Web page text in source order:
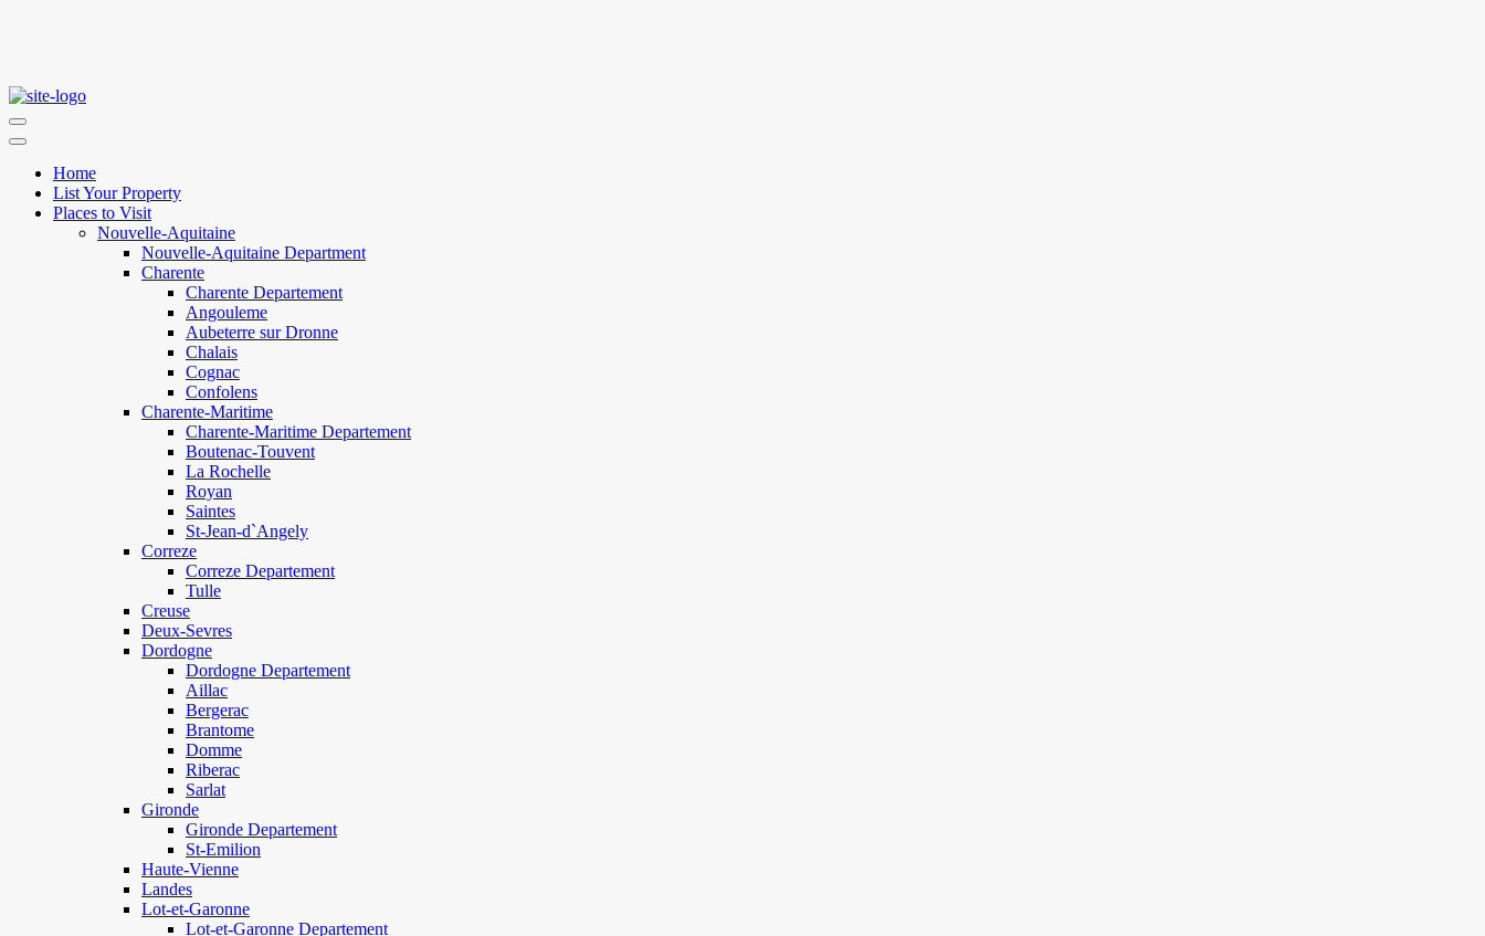
Home
List Your Property
Places to Visit
Nouvelle-Aquitaine
Nouvelle-Aquitaine Department
Charente
Charente Departement
Angouleme
Aubeterre sur Dronne
Chalais
Cognac
Confolens
Charente-Maritime
Charente-Maritime Departement
Boutenac-Touvent
La Rochelle
Royan
Saintes
St-Jean-d`Angely
Correze
Correze Departement
Tulle
Creuse
Deux-Sevres
Dordogne
Dordogne Departement
Aillac
Bergerac
Brantome
Domme
Riberac
Sarlat
Gironde
Gironde Departement
St-Emilion
Haute-Vienne
Landes
Lot-et-Garonne
Lot-et-Garonne Departement